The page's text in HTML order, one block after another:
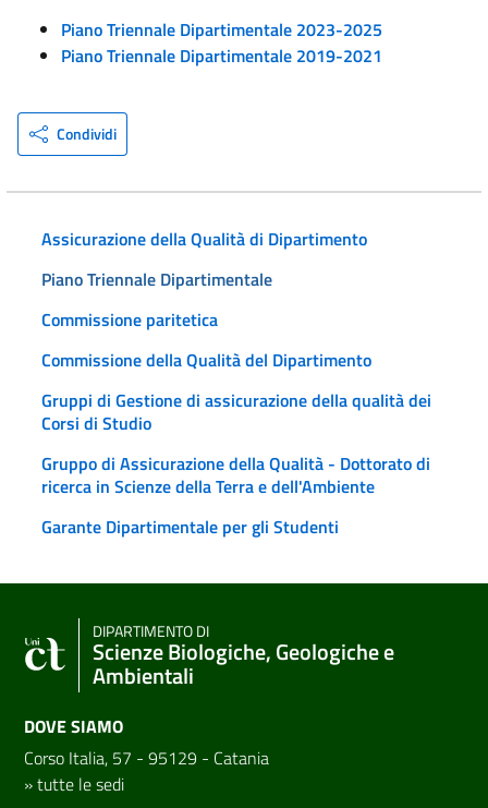
Piano Triennale Dipartimentale 2023-2025
Piano Triennale Dipartimentale 2019-2021
Condividi
Assicurazione della Qualità di Dipartimento
Piano Triennale Dipartimentale
Commissione paritetica
Commissione della Qualità del Dipartimento
Gruppi di Gestione di assicurazione della qualità dei
Corsi di Studio
Gruppo di Assicurazione della Qualità - Dottorato di
ricerca in Scienze della Terra e dell'Ambiente
Garante Dipartimentale per gli Studenti
DIPARTIMENTO DI
Scienze Biologiche, Geologiche e
Ambientali
DOVE SIAMO
Corso Italia, 57 - 95129 - Catania
»tutte le sedi